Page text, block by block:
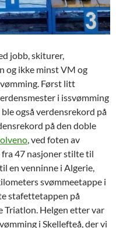
jobb, skiturer,
og ikke minst VM og
Først litt
i issvømming
også verdensrekord på
på den doble
, ved foten av
47 nasjoner stilte til
en venninne i Algerie,
svømmeetappe i
stafettetappen på
Triatlon. Helgen etter var
i Skellefteå, der vi